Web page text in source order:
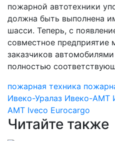
пожарной автотехники
должна быть выполнена
шасси. Теперь, с
совместное предприятие
заказчиков
полностью
пожарная техника
Ивеко-Уралаз Ивеко-АМТ
AMT Iveco Eurocargo
Читайте также